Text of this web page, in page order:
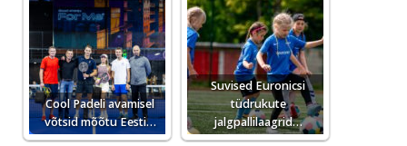
Cool Padeli avamisel
võtsid mõõtu Eesti…
Suvised Euronicsi
tüdrukute
jalgpallilaagrid…